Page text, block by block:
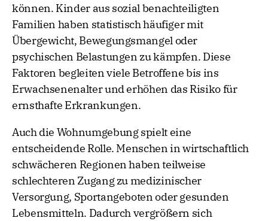
können. Kinder aus sozial benachteiligten
Familien haben statistisch häufiger mit
Übergewicht, Bewegungsmangel oder
psychischen Belastungen zu kämpfen. Diese
Faktoren begleiten viele Betroffene bis ins
Erwachsenenalter und erhöhen das Risiko für
ernsthafte Erkrankungen.
Auch die Wohnumgebung spielt eine
entscheidende Rolle. Menschen in wirtschaftlich
schwächeren Regionen haben teilweise
schlechteren Zugang zu medizinischer
Versorgung, Sportangeboten oder gesunden
Lebensmitteln. Dadurch vergrößern sich